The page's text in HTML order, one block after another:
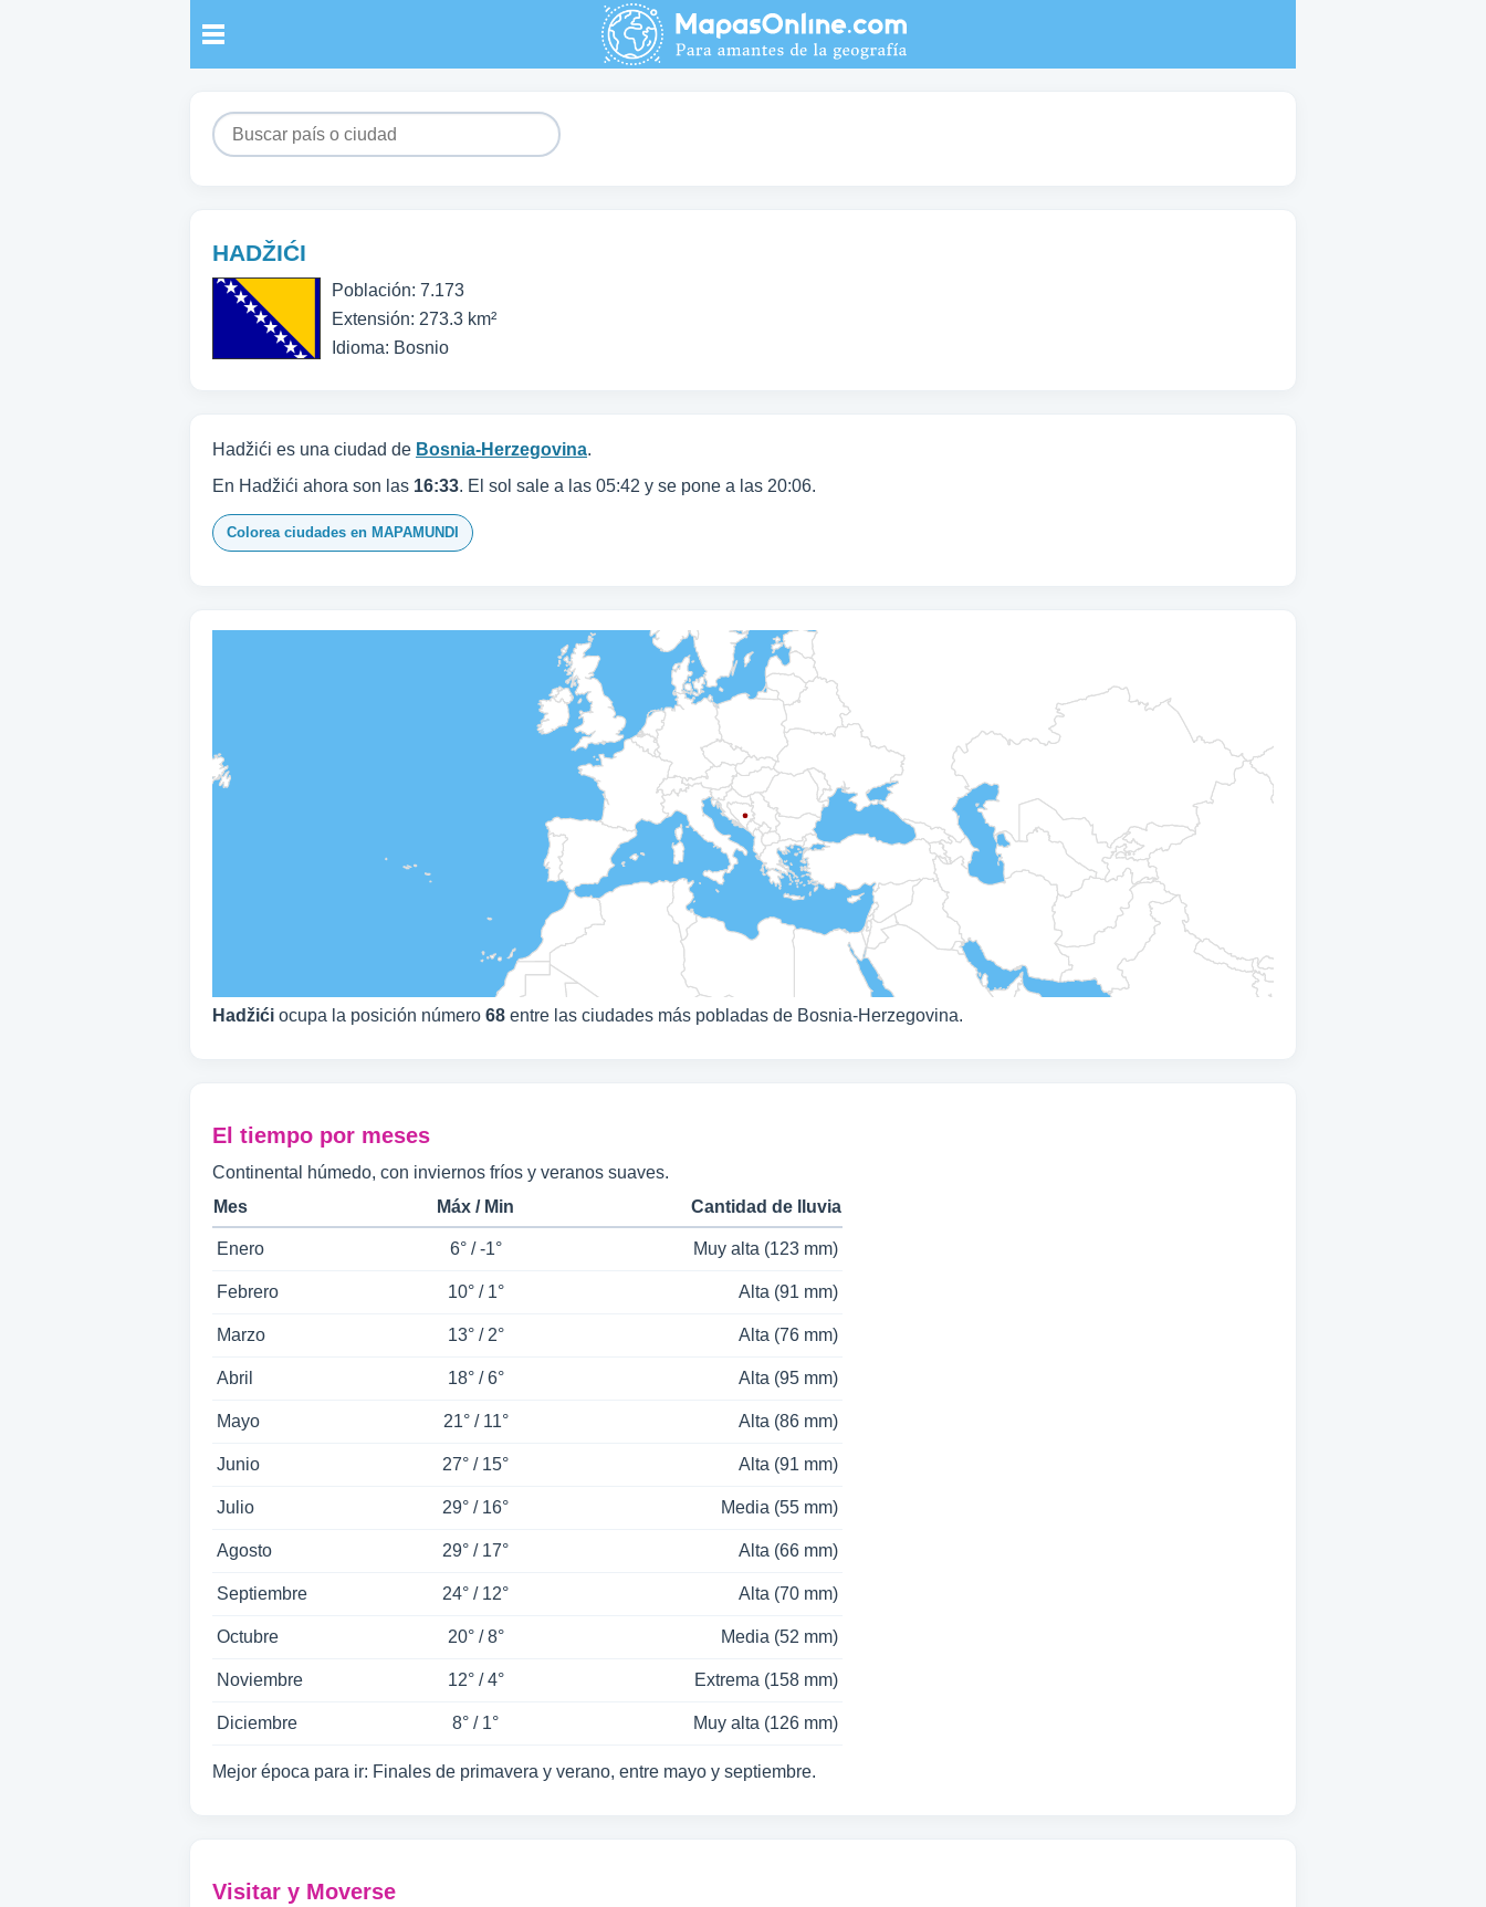
HADŽIĆI
Población: 7.173
Extensión: 273.3 km²
Idioma: Bosnio
Hadžići es una ciudad de Bosnia-Herzegovina.
En Hadžići ahora son las 16:33. El sol sale a las 05:42 y se pone a las 20:06.
Colorea ciudades en MAPAMUNDI
Hadžići ocupa la posición número 68 entre las ciudades más pobladas de Bosnia-Herzegovina.
El tiempo por meses
Continental húmedo, con inviernos fríos y veranos suaves.
Mes
Máx / Min Cantidad de lluvia
Enero 6° / -1° Muy alta (123 mm)
Febrero 10° / 1° Alta (91 mm)
Marzo 13° / 2° Alta (76 mm)
Abril 18° / 6° Alta (95 mm)
Mayo 21° / 11° Alta (86 mm)
Junio 27° / 15° Alta (91 mm)
Julio 29° / 16° Media (55 mm)
Agosto 29° / 17° Alta (66 mm)
Septiembre 24° / 12° Alta (70 mm)
Octubre 20° / 8° Media (52 mm)
Noviembre 12° / 4° Extrema (158 mm)
Diciembre 8° / 1° Muy alta (126 mm)
Mejor época para ir: Finales de primavera y verano, entre mayo y septiembre.
Visitar y Moverse